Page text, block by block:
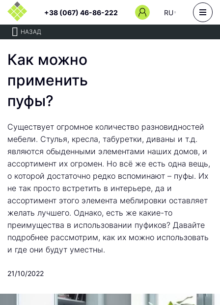
+38 (067) 46-86-222 RU
НАЗАД
Как можно
применить
пуфы?
Существует огромное количество разновидностей
мебели. Стулья, кресла, табуретки, диваны и т.д.
являются обыденными элементами наших домов, и
ассортимент их огромен. Но всё же есть одна вещь,
о которой достаточно редко вспоминают – пуфы. Их
не так просто встретить в интерьере, да и
ассортимент этого элемента меблировки оставляет
желать лучшего. Однако, есть же какие-то
преимущества в использовании пуфиков? Давайте
подробнее рассмотрим, как их можно использовать
и где они будут уместны.
21/10/2022